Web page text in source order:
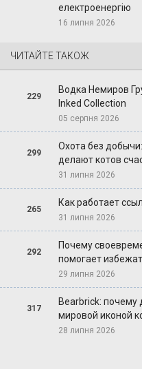
електроенергію
16 липня 2026
ЧИТАЙТЕ ТАКОЖ
229
Водка Немиров
Inked Collection
05 серпня 2026
299
Охота без
делают котов
31 липня 2026
265
Как работает
31 липня 2026
292
Почему
помогает
29 липня 2026
317
Bearbrick: почему
мировой иконой
28 липня 2026